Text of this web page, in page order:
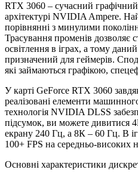
RTX 3060 – сучасний
архітектурі NVIDIA Ampere.
порівнянні з минулими
Трасування променів дозволяє
освітлення в іграх, а тому
призначений для геймерів.
які займаються графікою,
У карті GeForce RTX 3060
реалізовані елементи
технологія NVIDIA DLSS
підсумок, ви можете дивитися
екрану 240 Гц, а 8К – 60 Гц. В
100+ FPS на середньо-високих
Основні характеристики